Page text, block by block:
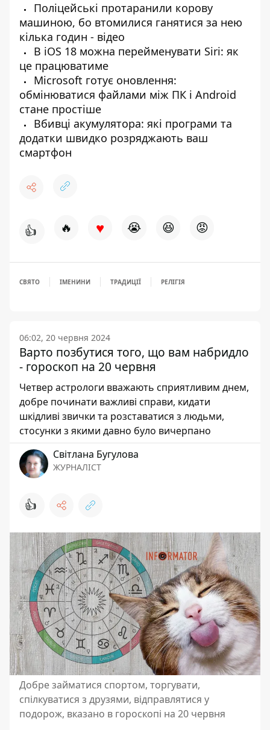
Поліцейські протаранили корову
машиною, бо втомилися ганятися за нею
кілька годин - відео
В iOS 18 можна перейменувати Siri: як
це працюватиме
Microsoft готує оновлення:
обмінюватися файлами між ПК і Android
стане простіше
Вбивці акумулятора: які програми та
додатки швидко розряджають ваш
смартфон
👍 🔥 ♥ 😭 😆 😡
СВЯТО ІМЕНИНИ ТРАДИЦІЇ РЕЛІГІЯ
06:02, 20 червня 2024
Варто позбутися того, що вам набридло
- гороскоп на 20 червня
Четвер астрологи вважають сприятливим днем,
добре починати важливі справи, кидати
шкідливі звички та розставатися з людьми,
стосунки з якими давно було вичерпано
Світлана Бугулова
ЖУРНАЛІСТ
👍
Добре займатися спортом, торгувати,
спілкуватися з друзями, відправлятися у
подорож, вказано в гороскопі на 20 червня